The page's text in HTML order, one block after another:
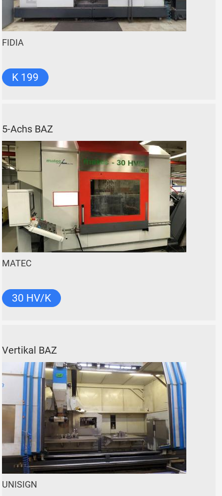
FIDIA
K 199
5-Achs BAZ
MATEC
30 HV/K
Vertikal BAZ
UNISIGN